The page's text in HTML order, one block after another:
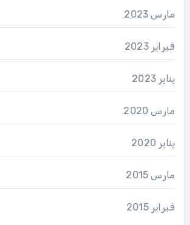
مارس 2023
فبراير 2023
يناير 2023
مارس 2020
يناير 2020
مارس 2015
فبراير 2015